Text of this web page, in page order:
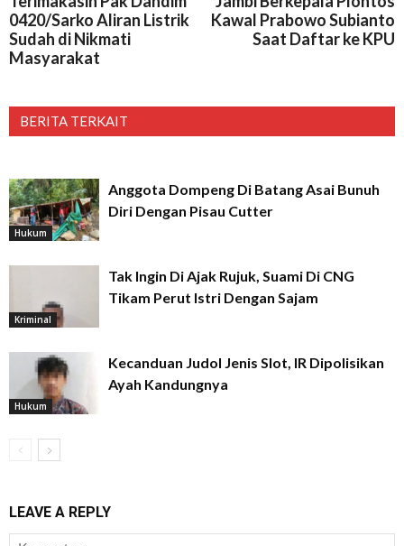
0420/Sarko Aliran Listrik
Sudah di Nikmati
Masyarakat
Kawal Prabowo Subianto
Saat Daftar ke KPU
BERITA TERKAIT
Hukum
Anggota Dompeng Di Batang Asai Bunuh
Diri Dengan Pisau Cutter
Kriminal
Tak Ingin Di Ajak Rujuk, Suami Di CNG
Tikam Perut Istri Dengan Sajam
Hukum
Kecanduan Judol Jenis Slot, IR Dipolisikan
Ayah Kandungnya
LEAVE A REPLY